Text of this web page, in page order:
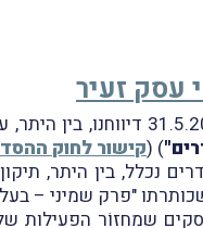
עסק זעיר
) (קישור לחוק
נכלל, בין היתר,
"פרק שמיני –